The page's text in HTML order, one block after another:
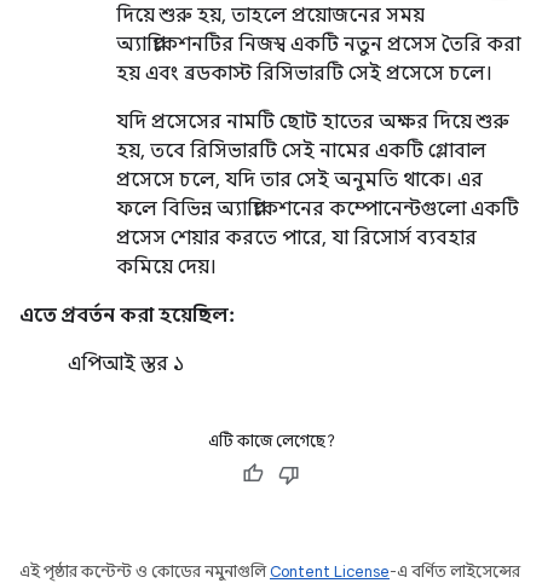
দিয়ে শুরু হয়, তাহলে প্রয়োজনের সময়
অ্যাপ্লিকেশনটির নিজস্ব একটি নতুন প্রসেস তৈরি করা
হয় এবং ব্রডকাস্ট রিসিভারটি সেই প্রসেসে চলে।
যদি প্রসেসের নামটি ছোট হাতের অক্ষর দিয়ে শুরু
হয়, তবে রিসিভারটি সেই নামের একটি গ্লোবাল
প্রসেসে চলে, যদি তার সেই অনুমতি থাকে। এর
ফলে বিভিন্ন অ্যাপ্লিকেশনের কম্পোনেন্টগুলো একটি
প্রসেস শেয়ার করতে পারে, যা রিসোর্স ব্যবহার
কমিয়ে দেয়।
এতে প্রবর্তন করা হয়েছিল:
এপিআই স্তর ১
এটি কাজে লেগেছে?
এই পৃষ্ঠার কন্টেন্ট ও কোডের নমুনাগুলিContent License-এ বর্ণিত লাইসেন্সের